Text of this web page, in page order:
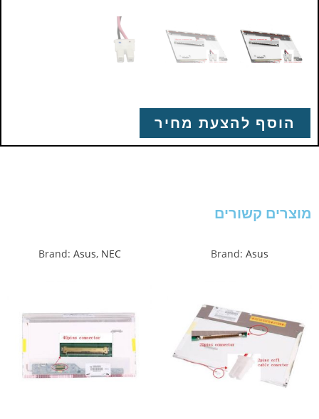
הוסף להצעת מחיר
מוצרים קשורים
Brand: Asus
Brand: Asus, NEC